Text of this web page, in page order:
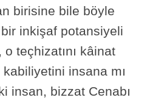
birisine bile böyle
inkişaf potansiyeli
teçhizatını kâinat
insana mı
insan, bizzat Cenabı